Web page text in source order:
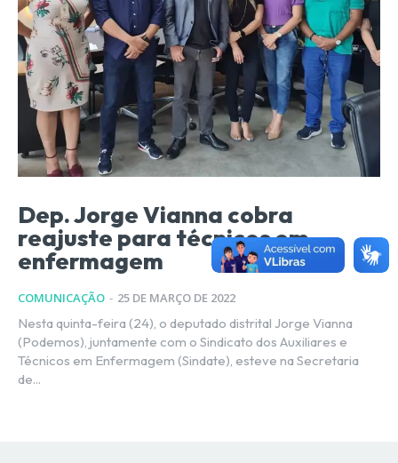
Dep. Jorge Vianna cobra
reajuste para técnicos em
enfermagem
COMUNICAÇÃO - 25 DE MARÇO DE 2022
Nesta quinta-feira (24), o deputado distrital Jorge Vianna
(Podemos), juntamente com o Sindicato dos Auxiliares e
Técnicos em Enfermagem (Sindate), esteve na Secretaria
de...